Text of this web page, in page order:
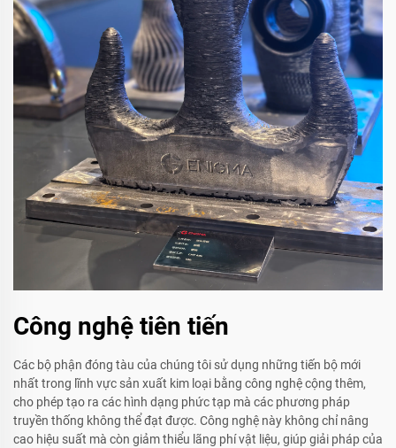
Công nghệ tiên tiến
Các bộ phận đóng tàu của chúng tôi sử dụng những tiến bộ mới
nhất trong lĩnh vực sản xuất kim loại bằng công nghệ cộng thêm,
cho phép tạo ra các hình dạng phức tạp mà các phương pháp
truyền thống không thể đạt được. Công nghệ này không chỉ nâng
cao hiệu suất mà còn giảm thiểu lãng phí vật liệu, giúp giải pháp của